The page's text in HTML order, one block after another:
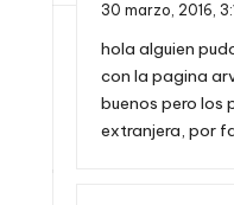
30 marzo, 2016,
hola alguien
con la pagina
buenos pero los
extranjera, por